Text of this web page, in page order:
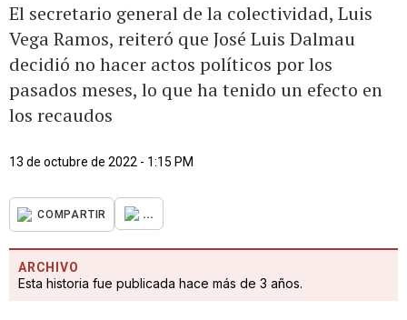
El secretario general de la colectividad, Luis
Vega Ramos, reiteró que José Luis Dalmau
decidió no hacer actos políticos por los
pasados meses, lo que ha tenido un efecto en
los recaudos
13 de octubre de 2022 - 1:15 PM
COMPARTIR ...
ARCHIVO
Esta historia fue publicada hace más de 3 años.